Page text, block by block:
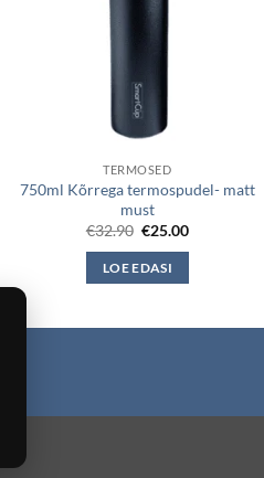
TERMOSED
750ml Kõrrega termospudel- matt
must
€32.90 Algne
oli:
€32.90.
€25.00Current
LOE EDASI